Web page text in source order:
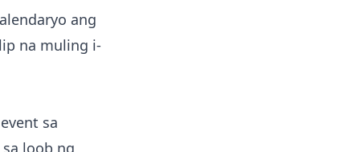
ang
na muling i-
sa